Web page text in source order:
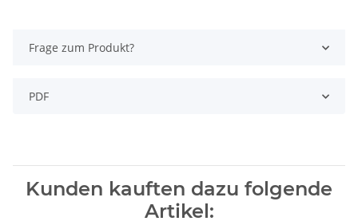
Frage zum Produkt?
PDF
Kunden kauften dazu folgende
Artikel: